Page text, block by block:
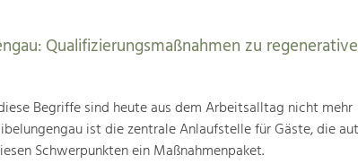
Qualifizierungsmaßnahmen zu
Begriffe sind heute aus dem Arbeitsalltag nicht mehr
ist die zentrale Anlaufstelle für Gäste, die
Schwerpunkten ein Maßnahmenpaket.